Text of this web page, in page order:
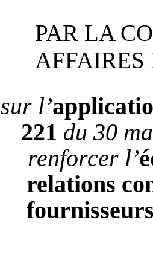
PAR LA
AFFAIRES
sur l’
221 du 30
renforcer l’
relations